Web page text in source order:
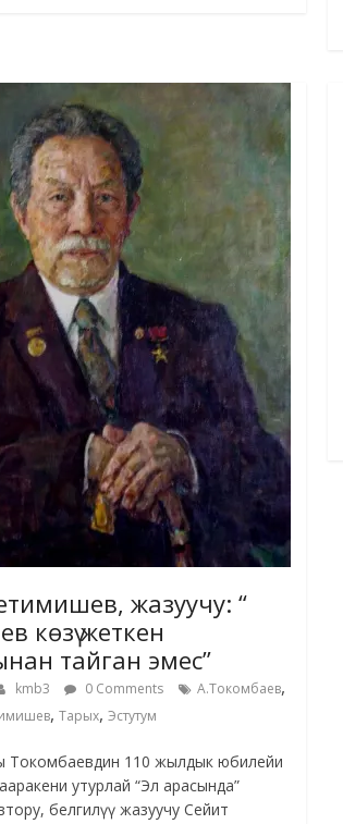
жазуучу: “
көзү жеткен
тайган эмес”
kmb3 0 Comments А.Токомбаев,
, Тарых, Эстутум
Токомбаевдин 110 жылдык юбилейи
утурлай “Эл арасында”
белгилүү жазуучу Сейит